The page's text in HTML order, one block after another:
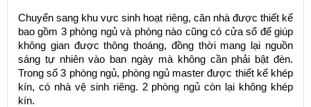
Chuyển sang khu vực sinh hoạt riêng, căn nhà được thiết kế
bao gồm 3 phòng ngủ và phòng nào cũng có cửa sổ để giúp
không gian được thông thoáng, đồng thời mang lại nguồn
sáng tự nhiên vào ban ngày mà không cần phải bật đèn.
Trong số 3 phòng ngủ, phòng ngủ master được thiết kế khép
kín, có nhà vệ sinh riêng. 2 phòng ngủ còn lại không khép
kín.